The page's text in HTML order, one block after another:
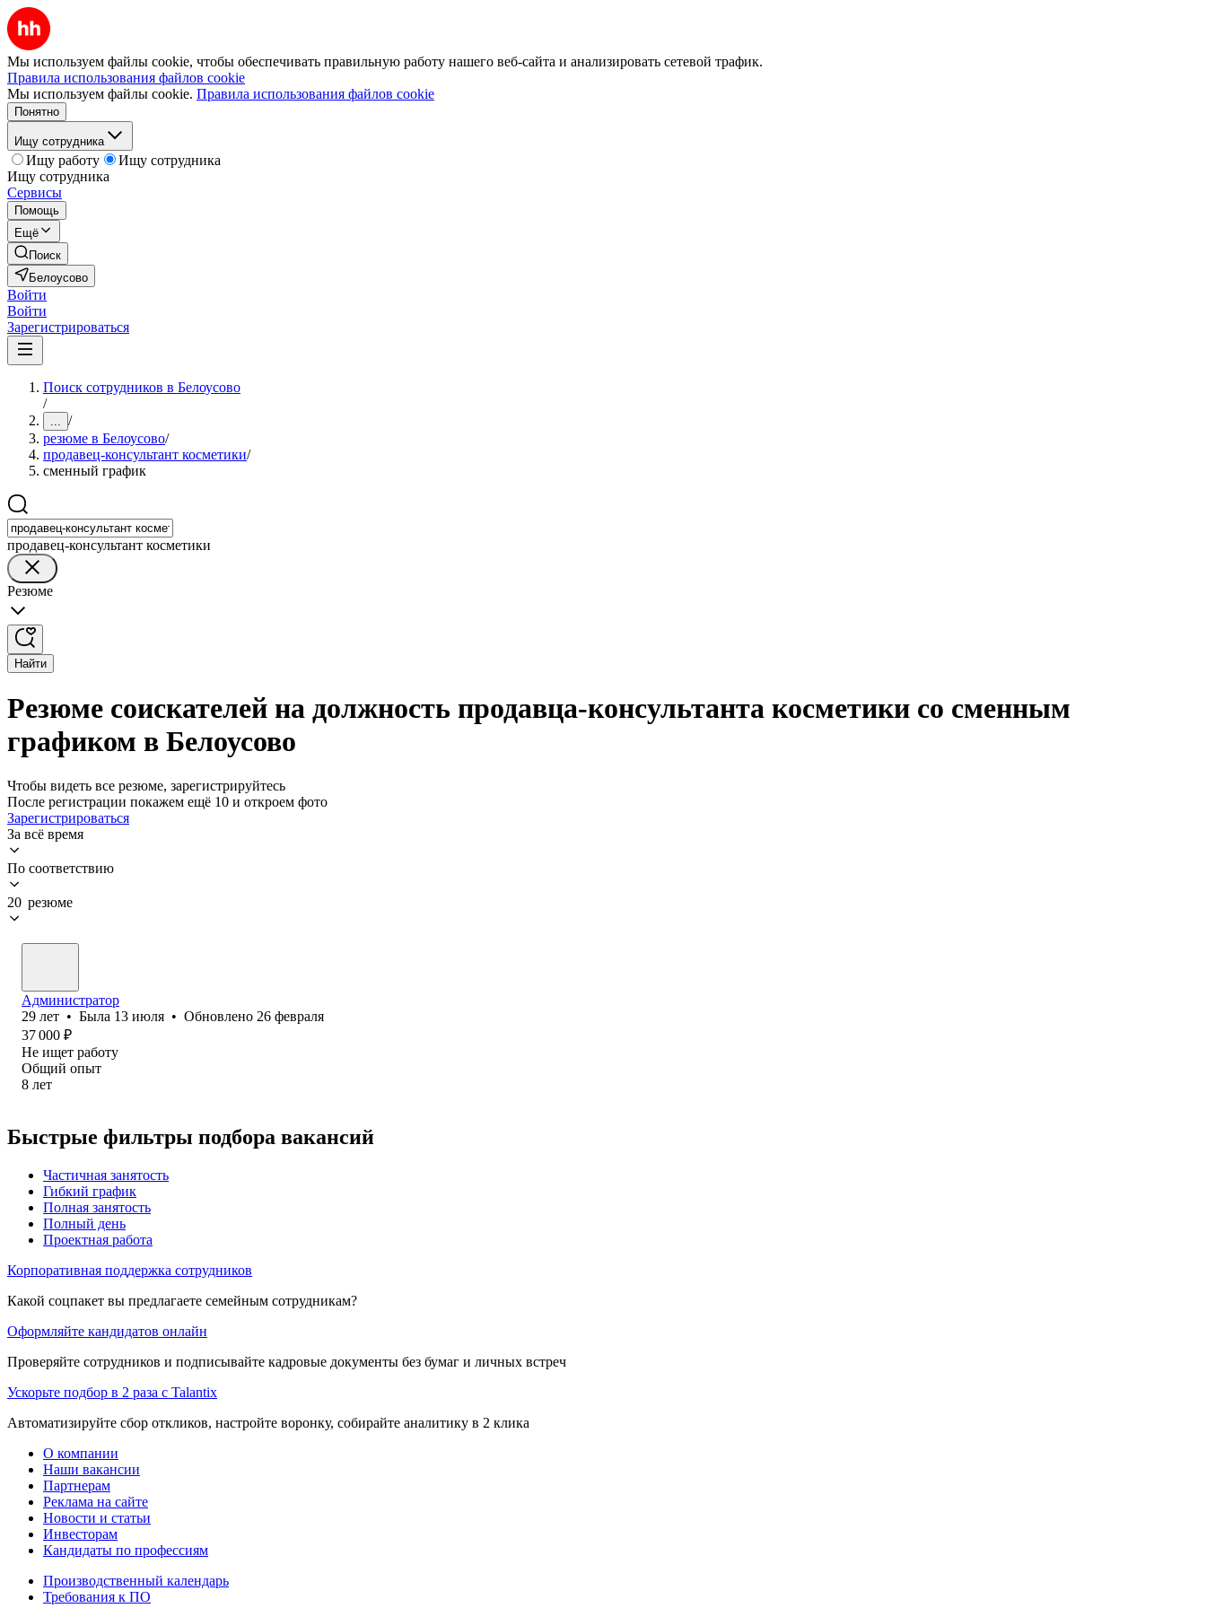
Мы используем файлы cookie, чтобы обеспечивать правильную работу нашего веб-сайта и анализировать сетевой трафик.
Правила использования файлов cookie
Мы используем файлы cookie. Правила использования файлов cookie
Понятно
Ищу сотрудника
Ищу работу
Ищу сотрудника
Ищу сотрудника
Сервисы
Помощь
Ещё
Поиск
Белоусово
Войти
Войти
Зарегистрироваться
Поиск сотрудников в Белоусово
/
... /
резюме в Белоусово/
продавец-консультант косметики/
сменный график
продавец-консультант косметики
Резюме
Найти
Резюме соискателей на должность продавца-консультанта косметики со сменным
графиком в Белоусово
Чтобы видеть все резюме, зарегистрируйтесь
После регистрации покажем ещё 10 и откроем фото
Зарегистрироваться
За всё время
По соответствию
20 резюме
Администратор
29 лет • Была 13 июля • Обновлено 26 февраля
37 000 ₽
Не ищет работу
Общий опыт
8 лет
Быстрые фильтры подбора вакансий
Частичная занятость
Гибкий график
Полная занятость
Полный день
Проектная работа
Корпоративная поддержка сотрудников
Какой соцпакет вы предлагаете семейным сотрудникам?
Оформляйте кандидатов онлайн
Проверяйте сотрудников и подписывайте кадровые документы без бумаг и личных встреч
Ускорьте подбор в 2 раза с Talantix
Автоматизируйте сбор откликов, настройте воронку, собирайте аналитику в 2 клика
О компании
Наши вакансии
Партнерам
Реклама на сайте
Новости и статьи
Инвесторам
Кандидаты по профессиям
Производственный календарь
Требования к ПО